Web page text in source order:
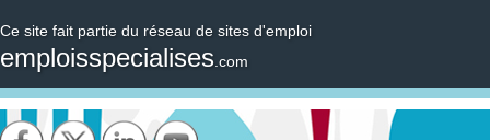
Ce site fait partie du réseau de sites d'emploi
emploisspecialises .com